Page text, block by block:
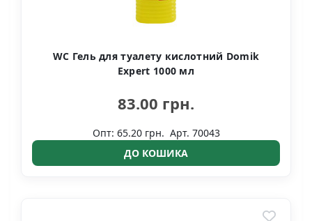
WC Гель для туалету кислотний Domik
Expert 1000 мл
83.00 грн.
Опт: 65.20 грн. Арт. 70043
ДО КОШИКА